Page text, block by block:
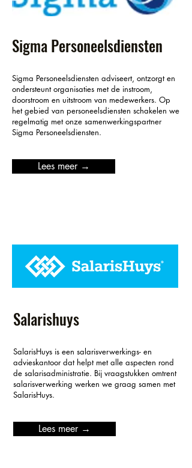
Sigma Personeelsdiensten
Sigma Personeelsdiensten adviseert, ontzorgt en
ondersteunt organisaties met de instroom,
doorstroom en uitstroom van medewerkers. Op
het gebied van personeelsdiensten schakelen we
regelmatig met onze samenwerkingspartner
Sigma Personeelsdiensten.
Lees meer →
Salarishuys
SalarisHuys is een salarisverwerkings- en
advieskantoor dat helpt met alle aspecten rond
de salarisadministratie. Bij vraagstukken omtrent
salarisverwerking werken we graag samen met
SalarisHuys.
Lees meer →